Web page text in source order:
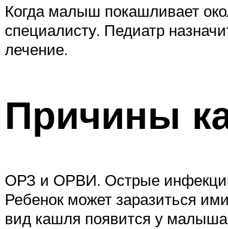
Когда малыш покашливает
специалисту. Педиатр
лечение.
Причины
ОРЗ и ОРВИ. Острые инфекции
Ребенок может заразиться
вид кашля появится у малыша